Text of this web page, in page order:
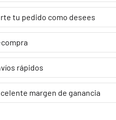
tu pedido como desees
rápidos
margen de ganancia